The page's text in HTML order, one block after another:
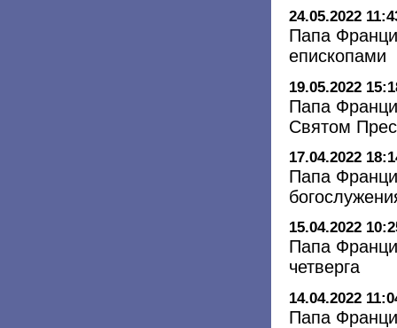
24.05.2022
Папа
епископами
19.05.2022
Папа
Святом
17.04.2022
Папа
15.04.2022
Папа
четверга
14.04.2022
Папа